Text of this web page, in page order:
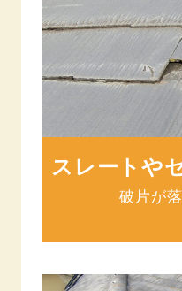
スレートや
破片が